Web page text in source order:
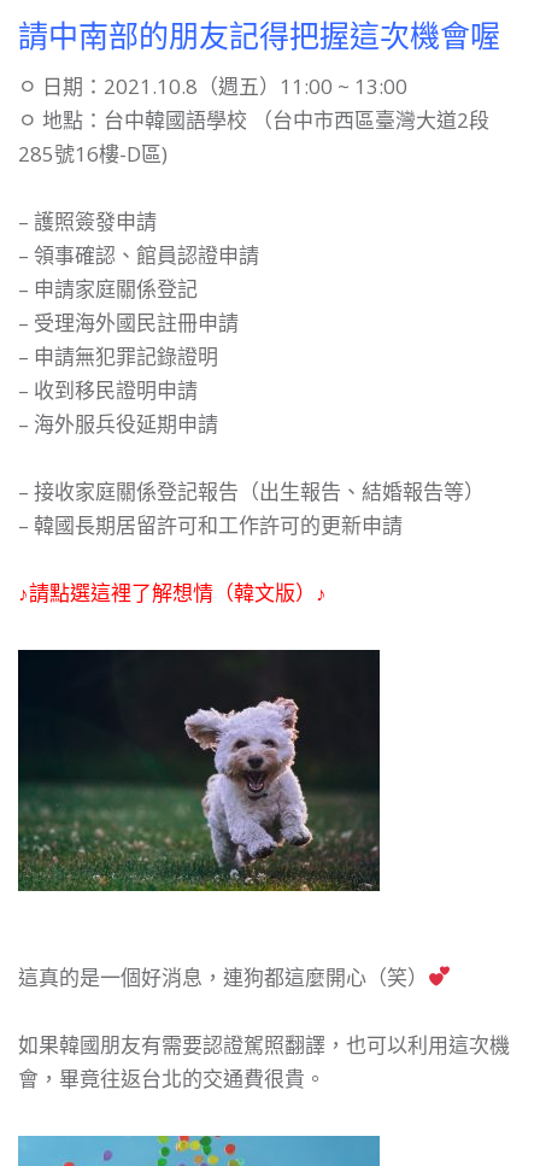
請中南部的朋友記得把握這次機會喔
ㅇ 日期：2021.10.8（週五）11:00 ~ 13:00
ㅇ 地點：台中韓國語學校 （台中市西區臺灣大道2段
285號16樓-D區)
– 護照簽發申請
– 領事確認、館員認證申請
– 申請家庭關係登記
– 受理海外國民註冊申請
– 申請無犯罪記錄證明
– 收到移民證明申請
– 海外服兵役延期申請
– 接收家庭關係登記報告（出生報告、結婚報告等）
– 韓國長期居留許可和工作許可的更新申請
♪請點選這裡了解想情（韓文版）♪
這真的是一個好消息，連狗都這麼開心（笑）
如果韓國朋友有需要認證駕照翻譯，也可以利用這次機
會，畢竟往返台北的交通費很貴。